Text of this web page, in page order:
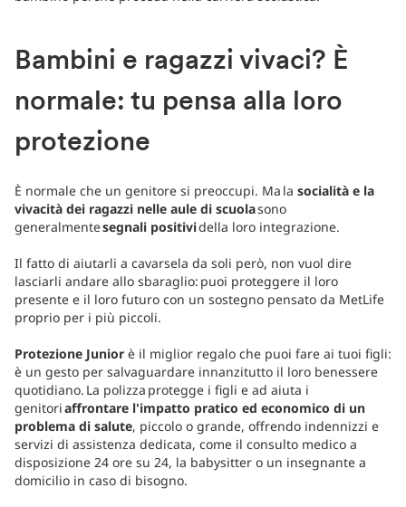
Bambini e ragazzi vivaci? È
normale: tu pensa alla loro
protezione
È normale che un genitore si preoccupi. Ma la socialità e la
vivacità dei ragazzi nelle aule di scuolasono
generalmentesegnali positividella loro integrazione.
Il fatto di aiutarli a cavarsela da soli però, non vuol dire
lasciarli andare allo sbaraglio: puoi proteggere il loro
presente e il loro futuro con un sostegno pensato da MetLife
proprio per i più piccoli.
Protezione Junior è il miglior regalo che puoi fare ai tuoi figli:
è un gesto per salvaguardare innanzitutto il loro benessere
quotidiano. La polizza protegge i figli e ad aiuta i
genitoriaffrontare l'impatto pratico ed economico di un
problema di salute, piccolo o grande, offrendo indennizzi e
servizi di assistenza dedicata, come il consulto medico a
disposizione 24 ore su 24, la babysitter o un insegnante a
domicilio in caso di bisogno.